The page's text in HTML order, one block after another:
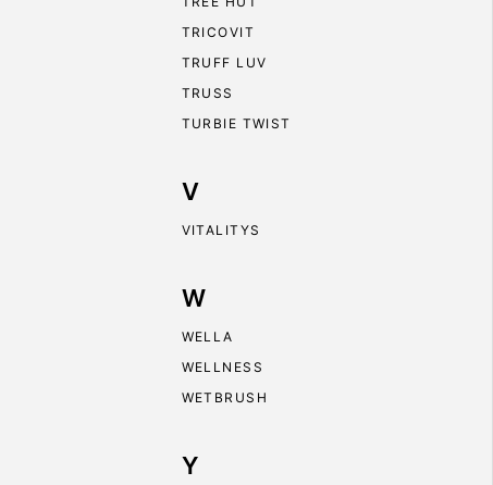
TRICOVIT
TRUFF LUV
TRUSS
TURBIE TWIST
V
VITALITYS
W
WELLA
WELLNESS
WETBRUSH
Y